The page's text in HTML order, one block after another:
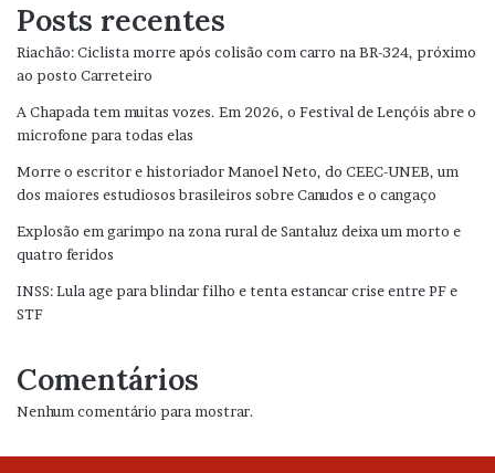
Posts recentes
Riachão: Ciclista morre após colisão com carro na BR-324, próximo
ao posto Carreteiro
A Chapada tem muitas vozes. Em 2026, o Festival de Lençóis abre o
microfone para todas elas
Morre o escritor e historiador Manoel Neto, do CEEC-UNEB, um
dos maiores estudiosos brasileiros sobre Canudos e o cangaço
Explosão em garimpo na zona rural de Santaluz deixa um morto e
quatro feridos
INSS: Lula age para blindar filho e tenta estancar crise entre PF e
STF
Comentários
Nenhum comentário para mostrar.